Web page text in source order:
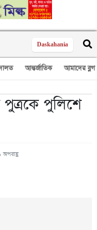
Daskahania
আন্তর্জাতিক আমাদের ব্লগ
পুলিশে